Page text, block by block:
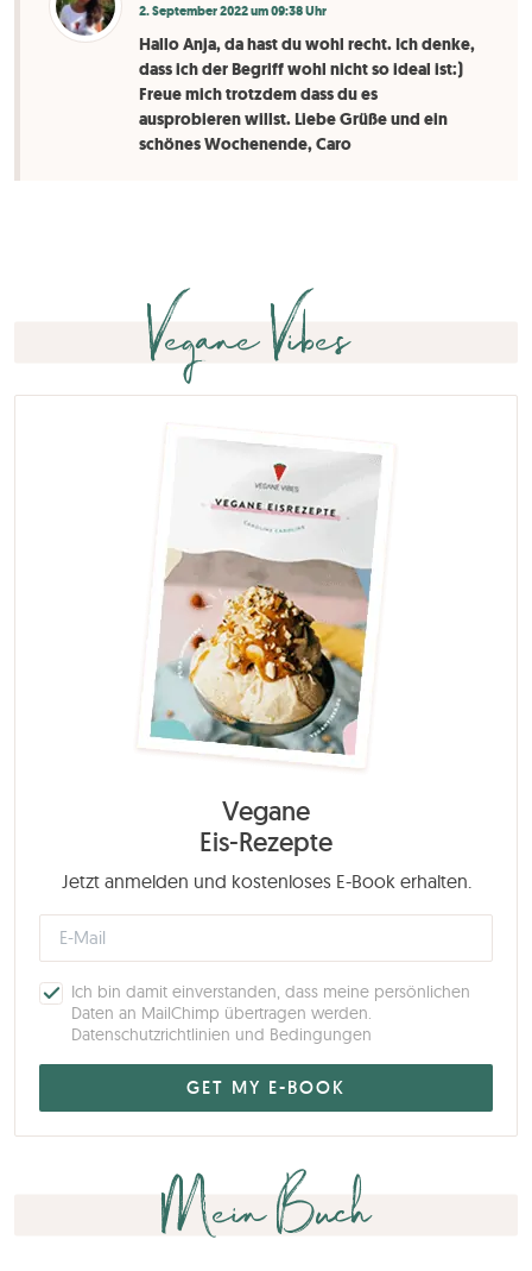
2. September 2022 um 09:38 Uhr
Hallo Anja, da hast du wohl recht. Ich denke,
dass ich der Begriff wohl nicht so ideal ist:)
Freue mich trotzdem dass du es
ausprobieren willst. Liebe Grüße und ein
schönes Wochenende, Caro
Vegane Vibes
Vegane
Eis-Rezepte
Jetzt anmelden und kostenloses E-Book erhalten.
Ich bin damit einverstanden, dass meine persönlichen
Daten an MailChimp übertragen werden.
Datenschutzrichtlinien und Bedingungen
Mein Buch